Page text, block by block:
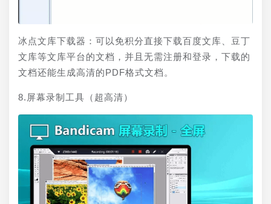
冰点文库下载器：可以免积分直接下载百度文库、豆丁
文库等文库平台的文档，并且无需注册和登录，下载的
文档还能生成高清的PDF格式文档。
8.屏幕录制工具（超高清）